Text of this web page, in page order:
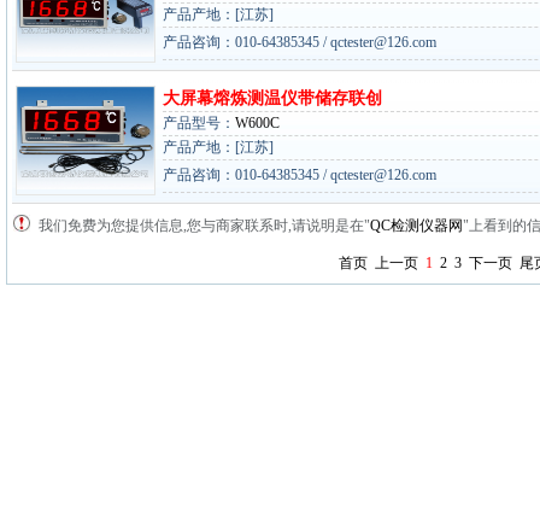
产品产地：[江苏]
产品咨询：010-64385345 / qctester@126.com
大屏幕熔炼测温仪带储存联创
产品型号： W600C
产品产地：[江苏]
产品咨询：010-64385345 / qctester@126.com
我们免费为您提供信息,您与商家联系时,请说明是在"QC检测仪器网"上看到的
首页 上一页1 2 3 下一页 尾